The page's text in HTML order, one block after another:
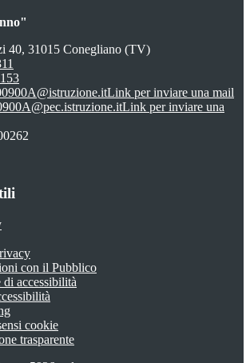
40, 31015 Conegliano (TV)
Link per inviare una mail
Link per inviare una
con il Pubblico
accessibilità
cookie
trasparente